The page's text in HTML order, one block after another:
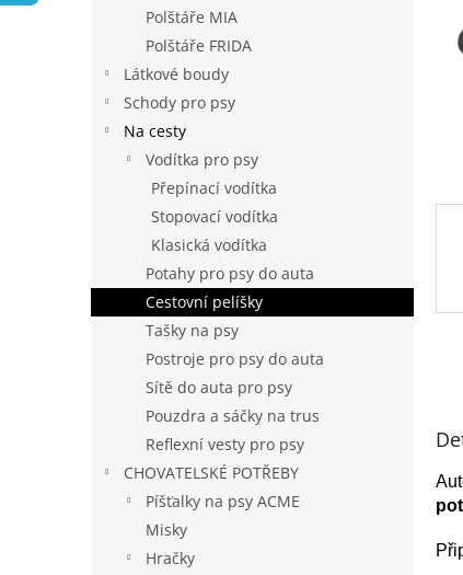
Polštáře MIA
Polštáře FRIDA
Látkové boudy
Schody pro psy
Na cesty
Vodítka pro psy
Přepínací vodítka
Stopovací vodítka
Klasická vodítka
Potahy pro psy do auta
Cestovní pelíšky
Tašky na psy
Postroje pro psy do auta
Sítě do auta pro psy
Pouzdra a sáčky na trus
Reflexní vesty pro psy
CHOVATELSKÉ POTŘEBY
Píšťalky na psy ACME
Misky
Hračky